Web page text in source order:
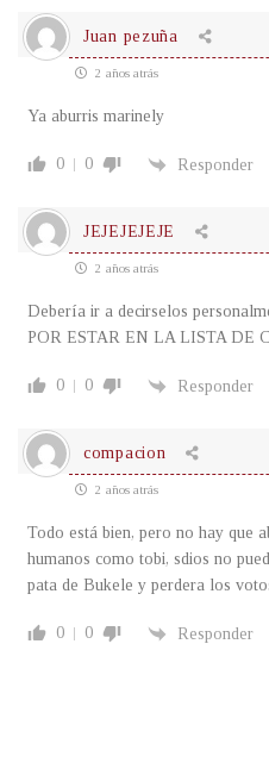
Juan pezuña
2 años atrás
Ya aburris marinely
0 0 Responder
JEJEJEJEJE
2 años atrás
Debería ir a decirselos
POR ESTAR EN LA LISTA DE
0 0 Responder
compacion
2 años atrás
Todo está bien, pero no hay que
humanos como tobi, sdios no
pata de Bukele y perdera los
0 0 Responder